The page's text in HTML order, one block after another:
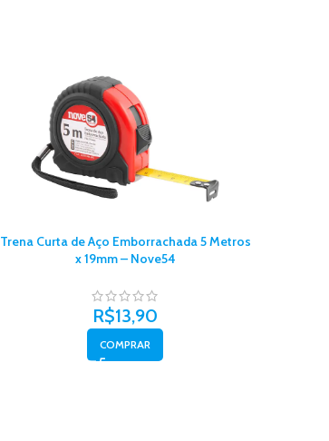
Trena Curta de Aço Emborrachada 5 Metros
x 19mm – Nove54
R$13,90
COMPRAR